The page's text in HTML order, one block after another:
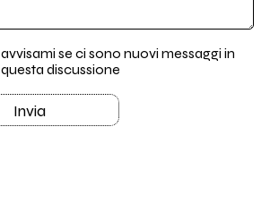
avvisami se ci sono nuovi messaggi in
questa discussione
Invia